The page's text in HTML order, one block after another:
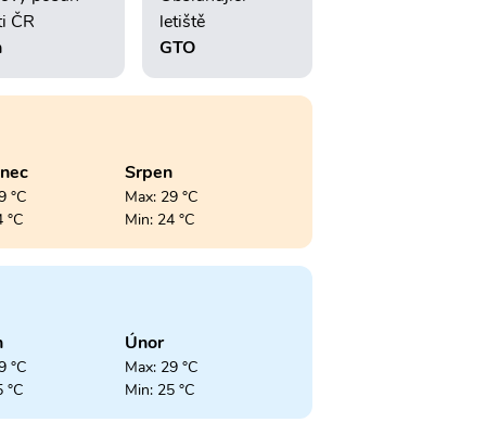
ČR
letiště
GTO
°C
°C
Srpen
Max: 29 °C
Min: 24 °C
°C
°C
Únor
Max: 29 °C
Min: 25 °C